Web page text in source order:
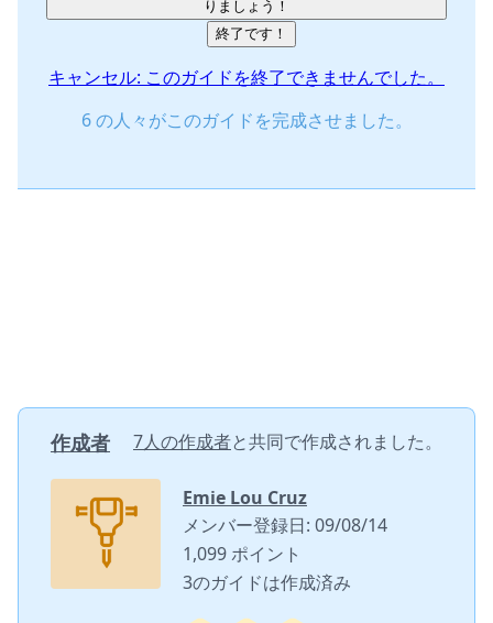
りましょう！
終了です！
キャンセル: このガイドを終了できませんでした。
6 の人々がこのガイドを完成させました。
作成者 7人の作成者と共同で作成されました。
Emie Lou Cruz
メンバー登録日: 09/08/14
1,099 ポイント
3のガイドは作成済み